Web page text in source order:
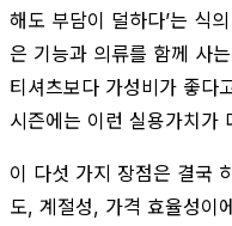
해도 부담이 덜하다’는 식
은 기능과 의류를 함께 사
티셔츠보다 가성비가 좋다
시즌에는 이런 실용가치가
이 다섯 가지 장점은 결국
도, 계절성, 가격 효율성이